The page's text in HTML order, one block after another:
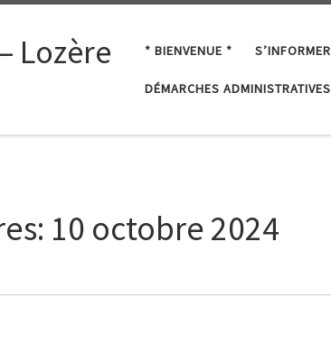
Lozère * BIENVENUE * S’INFORMER
DÉMARCHES ADMINISTRATIVES
10 octobre 2024